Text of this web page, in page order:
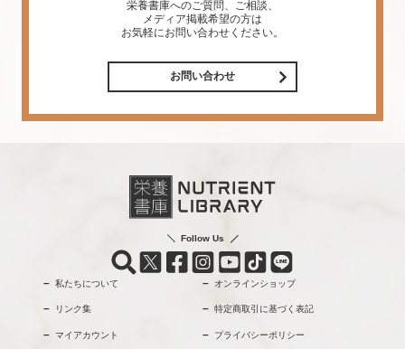
栄養書庫へのご質問、ご相談、
メディア掲載希望の方は
お気軽にお問い合わせください。
お問い合わせ
Follow Us
私たちについて オンラインショップ
リンク集 特定商取引に基づく表記
マイアカウント プライバシーポリシー